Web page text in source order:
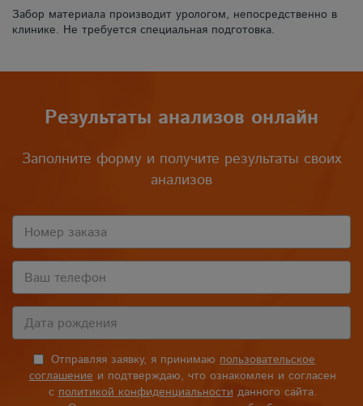
Забор материала производит урологом, непосредственно в
клинике. Не требуется специальная подготовка.
Результаты анализов онлайн
Заполните форму и получите результаты своих
анализов
Отправляя заявку, я принимаю пользовательское
соглашениеи подтверждаю, что ознакомлен и согласен
сполитикой конфиденциальностиданного сайта.